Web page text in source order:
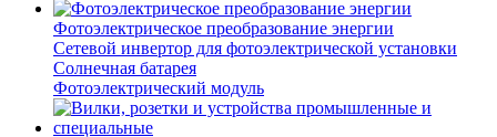
Фотоэлектрическое преобразование энергии
Сетевой инвертор для фотоэлектрической установки
Солнечная батарея
Фотоэлектрический модуль